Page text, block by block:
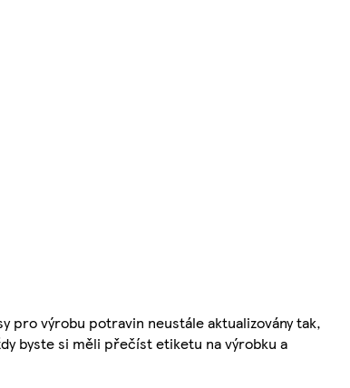
pro výrobu potravin neustále aktualizovány tak,
byste si měli přečíst etiketu na výrobku a